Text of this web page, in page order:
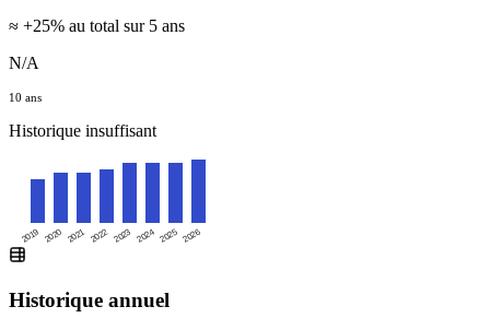
≈ +25% au total sur 5 ans
N/A
10 ans
Historique insuffisant
2019 2020 2021 2022 2023 2024 2025 2026
Historique annuel